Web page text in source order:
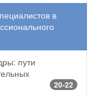
в
пути
20-22